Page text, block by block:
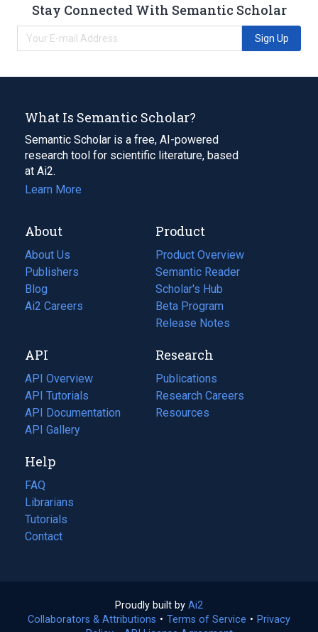
Stay Connected With Semantic Scholar
Sign Up
What Is Semantic Scholar?
Semantic Scholar is a free, AI-powered
research tool for scientific literature, based
at Ai2.
Learn More
About
About Us
Publishers
Blog
(opens
in
tab)
Ai2 Careers
(opens
new
tab)
Product
Product Overview
Semantic Reader
Scholar's Hub
Beta Program
Release Notes
API
API Overview
API Tutorials
API Documentation
(opens
in
new
tab)
API Gallery
Research
Publications
(opens
in
a
Research Careers
(opens
in
Resources
(opens
Help
FAQ
Librarians
Tutorials
Contact
Proudly built by Ai2
in
Collaborators & Attributions • Terms of Service (opens
• Privacy